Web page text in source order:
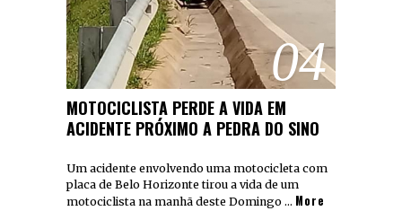
04
MOTOCICLISTA PERDE A VIDA EM
ACIDENTE PRÓXIMO A PEDRA DO SINO
Um acidente envolvendo uma motocicleta com
placa de Belo Horizonte tirou a vida de um
motociclista na manhã deste Domingo … More